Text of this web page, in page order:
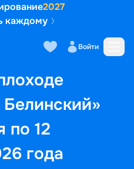
2027
каждому
Войти
по 12
года
кают Маршрут и